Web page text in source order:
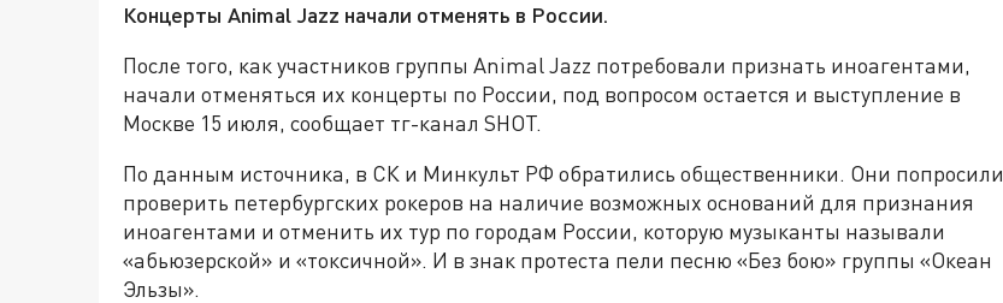
Концерты Animal Jazz начали отменять в России.
После того, как участников группы Animal Jazz потребовали признать иноагентами,
начали отменяться их концерты по России, под вопросом остается и выступление в
Москве 15 июля, сообщает тг-канал SHOT.
По данным источника, в СК и Минкульт РФ обратились общественники. Они попросили
проверить петербургских рокеров на наличие возможных оснований для признания
иноагентами и отменить их тур по городам России, которую музыканты называли
«абьюзерской» и «токсичной». И в знак протеста пели песню «Без бою» группы «Океан
Эльзы».